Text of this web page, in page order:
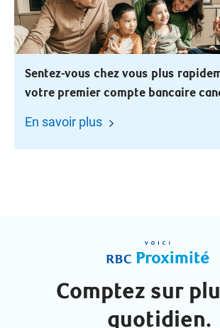
Sentez-vous chez vous plus
votre premier compte bancaire
En savoir plus
Comptez sur
quotidien.